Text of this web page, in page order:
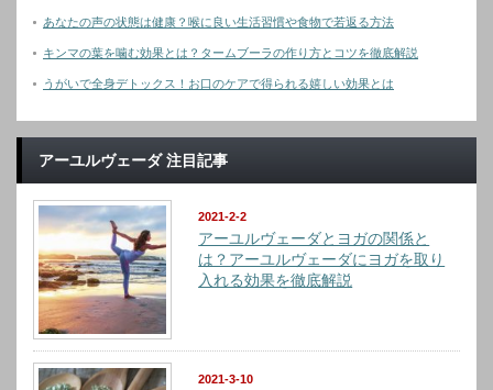
あなたの声の状態は健康？喉に良い生活習慣や食物で若返る方法
キンマの葉を噛む効果とは？タームブーラの作り方とコツを徹底解説
うがいで全身デトックス！お口のケアで得られる嬉しい効果とは
アーユルヴェーダ 注目記事
2021-2-2
アーユルヴェーダとヨガの関係と
は？アーユルヴェーダにヨガを取り
入れる効果を徹底解説
2021-3-10